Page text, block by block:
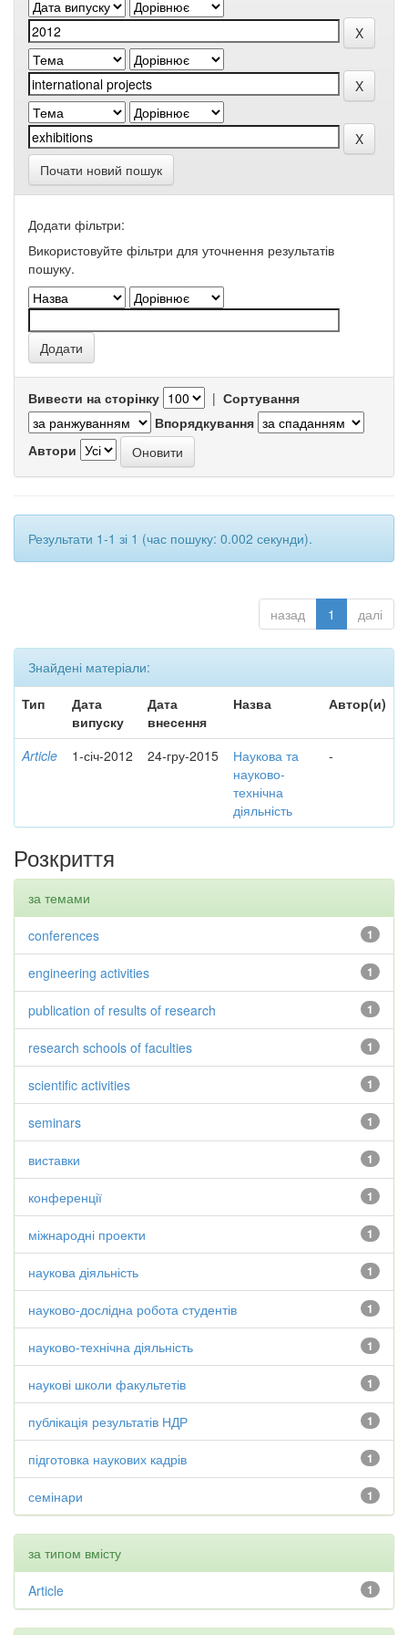
Почати новий пошук
Додати фільтри:
Використовуйте фільтри для уточнення результатів
пошуку.
Вивести на сторінку | Сортування
Впорядкування
Автори
Результати 1-1 зі 1 (час пошуку: 0.002 секунди).
назад 1 далі
Знайдені матеріали:
Тип
Дата
випуску
Дата
внесення
Назва Автор(и)
Article 1-січ-2012 24-гру-2015
Наукова та
науково-
технічна
діяльність
-
Розкриття
за темами
1
conferences
1
engineering activities
1
publication of results of research
1
research schools of faculties
1
scientific activities
1
seminars
1
виставки
1
конференції
1
міжнародні проекти
1
наукова діяльність
1
науково-дослідна робота студентів
1
науково-технічна діяльність
1
наукові школи факультетів
1
публікація результатів НДР
1
підготовка наукових кадрів
1
семінари
за типом вмісту
1
Article